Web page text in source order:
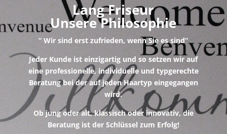
Lang Friseur
Unsere Philosophie
” Wir sind erst zufrieden, wenn Sie es sind”
Jeder Kunde ist einzigartig und so setzen wir auf
eine professionelle, individuelle und typgerechte
Beratung bei der auf jeden Haartyp eingegangen
wird.
Ob jung oder alt, klassisch oder innovativ, die
Beratung ist der Schlüssel zum Erfolg!